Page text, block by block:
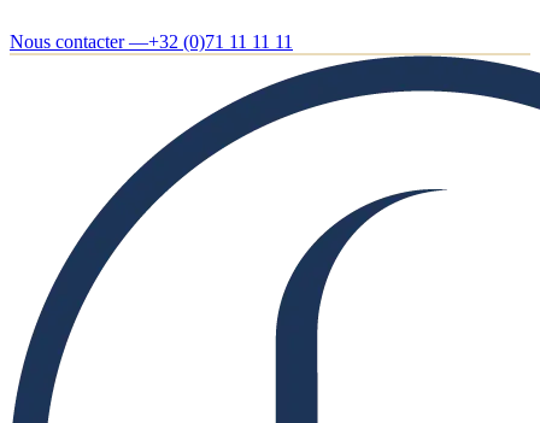
Nous contacter —+32 (0)71 11 11 11